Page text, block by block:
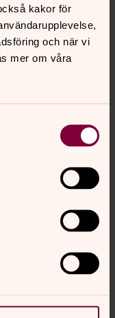
kakor för
och när vi
mer om våra